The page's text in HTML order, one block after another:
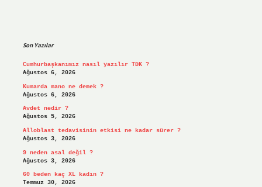
Son Yazılar
Cumhurbaşkanımız nasıl yazılır TDK ?
Ağustos 6, 2026
Kumarda mano ne demek ?
Ağustos 6, 2026
Avdet nedir ?
Ağustos 5, 2026
Alloblast tedavisinin etkisi ne kadar sürer ?
Ağustos 3, 2026
9 neden asal değil ?
Ağustos 3, 2026
60 beden kaç XL kadın ?
Temmuz 30, 2026